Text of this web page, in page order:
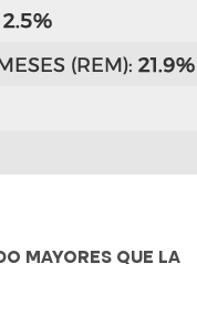
MAYORES QUE LA